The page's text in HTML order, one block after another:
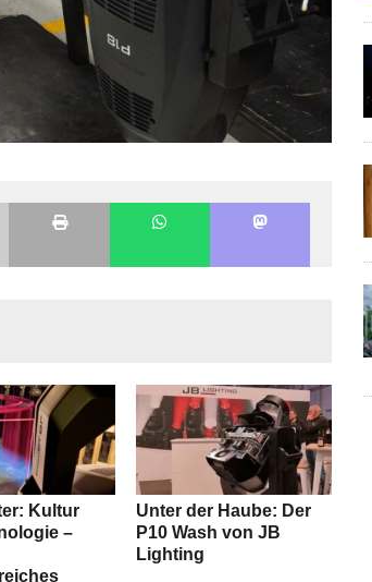
Kultur
–
Unter der Haube: Der
P10 Wash von JB
Lighting